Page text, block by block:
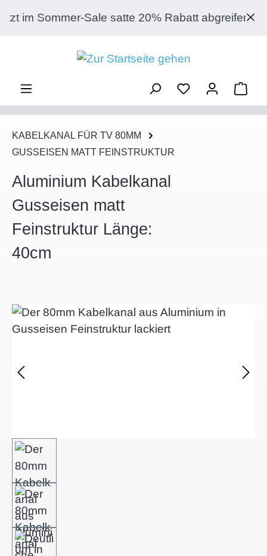
Zum Hauptinhalt springen
Sale satte 20% Rabatt abgreifen auf
KABELKANAL FÜR TV 80MM
GUSSEISEN MATT FEINSTRUKTUR
Aluminium Kabelkanal
Gusseisen matt
Feinstruktur Länge:
40cm
Bildergalerie überspringen